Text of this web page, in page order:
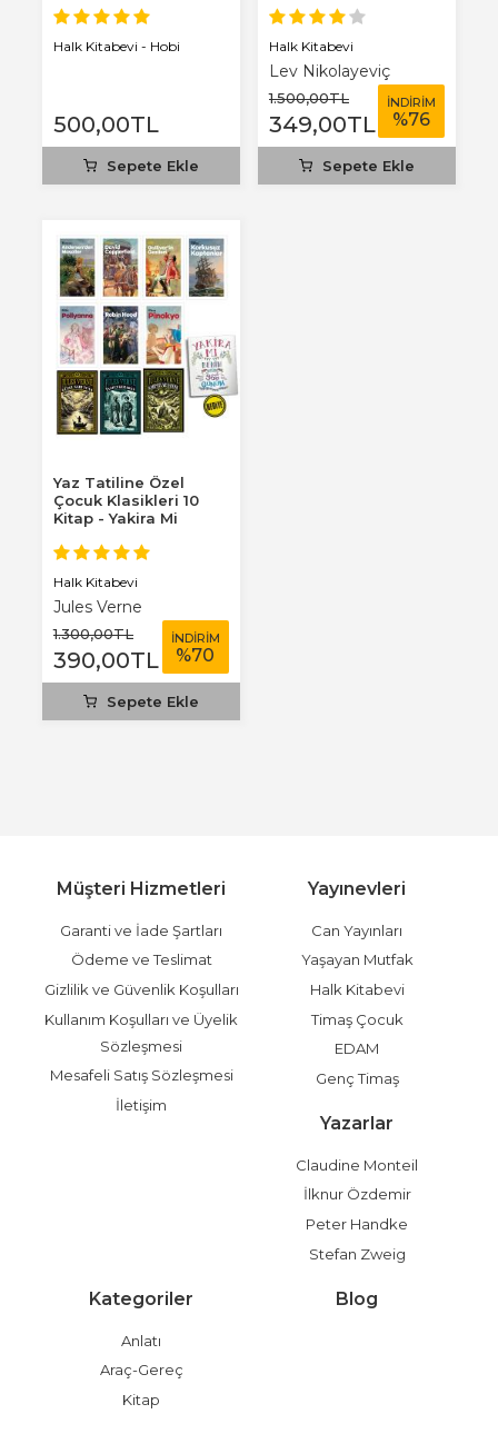
Halk Kitabevi - Hobi
500,00TL
Sepete Ekle
Halk Kitabevi
Lev Nikolayeviç
Tolstoy
1.500,00TL
349,00TL
İNDİRİM
%76
Sepete Ekle
Yaz Tatiline Özel
Çocuk Klasikleri 10
Kitap - Yakira Mi
Halk Kitabevi
Jules Verne
1.300,00TL
390,00TL
İNDİRİM
%70
Sepete Ekle
Müşteri Hizmetleri
Garanti ve İade Şartları
Ödeme ve Teslimat
Gizlilik ve Güvenlik Koşulları
Kullanım Koşulları ve Üyelik
Sözleşmesi
Mesafeli Satış Sözleşmesi
İletişim
Yayınevleri
Can Yayınları
Yaşayan Mutfak
Halk Kitabevi
Timaş Çocuk
EDAM
Genç Timaş
Yazarlar
Claudine Monteil
İlknur Özdemir
Peter Handke
Stefan Zweig
Kategoriler
Anlatı
Araç-Gereç
Kitap
Blog